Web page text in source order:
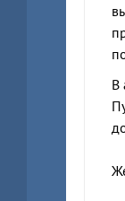
В